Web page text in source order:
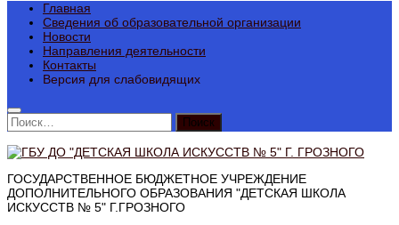
Главная
Сведения об образовательной организации
Новости
Направления деятельности
Контакты
Версия для слабовидящих
Найти:
ГОСУДАРСТВЕННОЕ БЮДЖЕТНОЕ УЧРЕЖДЕНИЕ
ДОПОЛНИТЕЛЬНОГО ОБРАЗОВАНИЯ "ДЕТСКАЯ ШКОЛА
ИСКУССТВ № 5" Г.ГРОЗНОГО